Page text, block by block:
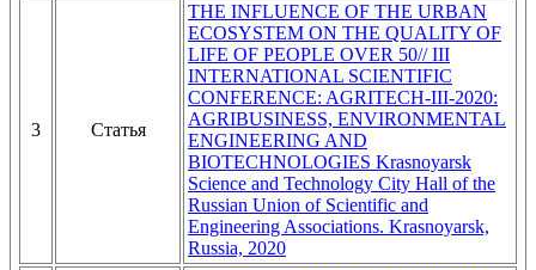
3 Статья
THE INFLUENCE OF THE URBAN
ECOSYSTEM ON THE QUALITY OF
LIFE OF PEOPLE OVER 50// III
INTERNATIONAL SCIENTIFIC
CONFERENCE: AGRITECH-III-2020:
AGRIBUSINESS, ENVIRONMENTAL
ENGINEERING AND
BIOTECHNOLOGIES Krasnoyarsk
Science and Technology City Hall of the
Russian Union of Scientific and
Engineering Associations. Krasnoyarsk,
Russia, 2020